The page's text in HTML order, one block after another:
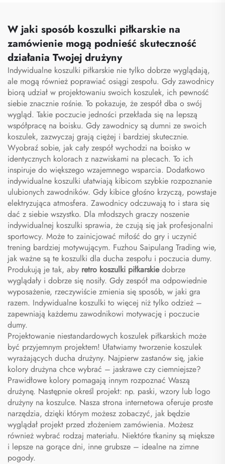
odzież piłkarska,
koszulka piłkarska
piłki nożnej, mundury
piłkarskie, sublimowane
koszulki piłkarskie
W jaki sposób koszulki piłkarskie na
zamówienie mogą podnieść skuteczność
działania Twojej drużyny
Indywidualne koszulki piłkarskie nie tylko dobrze wyglądają,
ale mogą również poprawiać osiągi zespołu. Gdy zawodnicy
biorą udział w projektowaniu swoich koszulek, ich pewność
siebie znacznie rośnie. To pokazuje, że zespół dba o swój
wygląd. Takie poczucie jedności przekłada się na lepszą
współpracę na boisku. Gdy zawodnicy są dumni ze swoich
koszulek, zazwyczaj grają ciężej i bardziej skutecznie.
Wyobraź sobie, jak cały zespół wychodzi na boisko w
identycznych kolorach z nazwiskami na plecach. To ich
inspiruje do większego wzajemnego wsparcia. Dodatkowo
indywidualne koszulki ułatwiają kibicom szybkie rozpoznanie
ulubionych zawodników. Gdy kibice głośno krzyczą, powstaje
elektryzująca atmosfera. Zawodnicy odczuwają to i stara się
dać z siebie wszystko. Dla młodszych graczy noszenie
indywidualnej koszulki sprawia, że czują się jak profesjonalni
sportowcy. Może to zainicjować miłość do gry i uczynić
trening bardziej motywującym. Fuzhou Saipulang Trading wie,
jak ważne są te koszulki dla ducha zespołu i poczucia dumy.
Produkują je tak, aby retro koszulki piłkarskiedobrze
wyglądały i dobrze się nosiły. Gdy zespół ma odpowiednie
wyposażenie, rzeczywiście zmienia się sposób, w jaki gra
razem. Indywidualne koszulki to więcej niż tylko odzież –
zapewniają każdemu zawodnikowi motywację i poczucie
dumy.
Projektowanie niestandardowych koszulek piłkarskich może
być przyjemnym projektem! Ułatwiamy tworzenie koszulek
wyrażających ducha drużyny. Najpierw zastanów się, jakie
kolory drużyna chce wybrać – jaskrawe czy ciemniejsze?
Prawidłowe kolory pomagają innym rozpoznać Waszą
drużynę. Następnie określ projekt: np. paski, wzory lub logo
drużyny na koszulce. Nasza strona internetowa oferuje proste
narzędzia, dzięki którym możesz zobaczyć, jak będzie
wyglądał projekt przed złożeniem zamówienia. Możesz
również wybrać rodzaj materiału. Niektóre tkaniny są miększe
i lepsze na gorące dni, inne grubsze – idealne na zimne
pogody.